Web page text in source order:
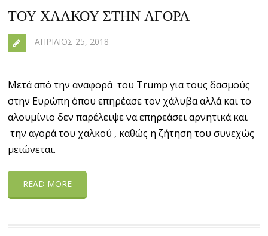
ΤΟΥ ΧΑΛΚΟΎ ΣΤΗΝ ΑΓΟΡΆ
ΑΠΡΊΛΙΟΣ 25, 2018
Μετά από την αναφορά του Trump για τους δασμούς
στην Ευρώπη όπου επηρέασε τον χάλυβα αλλά και το
αλουμίνιο δεν παρέλειψε να επηρεάσει αρνητικά και
την αγορά του χαλκού , καθώς η ζήτηση του συνεχώς
μειώνεται.
READ MORE